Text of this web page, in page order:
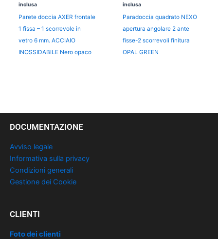
inclusa
Parete doccia AXER frontale
1 fissa – 1 scorrevole in
vetro 6 mm. ACCIAIO
INOSSIDABILE Nero opaco
inclusa
Paradoccia quadrato NEXO
apertura angolare 2 ante
fisse-2 scorrevoli finitura
OPAL GREEN
DOCUMENTAZIONE
Avviso legale
Informativa sulla privacy
Condizioni generali
Gestione dei Cookie
CLIENTI
Foto dei clienti